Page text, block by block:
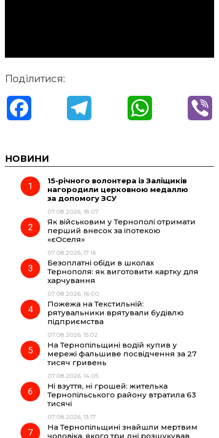
Поділитися:
c
e
o
k
e
r
a
m
t
A
НОВИНИ
15-річного волонтера із Заліщиків
нагородили церковною медаллю
за допомогу ЗСУ
07.08.2026, 18:07
Як військовим у Тернополі отримати
перший внесок за іпотекою
«єОселя»
07.08.2026, 17:16
Безоплатні обіди в школах
Тернополя: як виготовити картку для
харчування
07.08.2026, 16:00
Пожежа на Текстильній:
рятувальники врятували будівлю
підприємства
07.08.2026, 15:02
На Тернопільщині водій купив у
мережі фальшиве посвідчення за 27
тисяч гривень
07.08.2026, 14:05
Ні взуття, ні грошей: жителька
Тернопільського району втратила 63
тисячі
07.08.2026, 13:17
На Тернопільщині знайшли мертвим
чоловіка, якого три дні розшукував